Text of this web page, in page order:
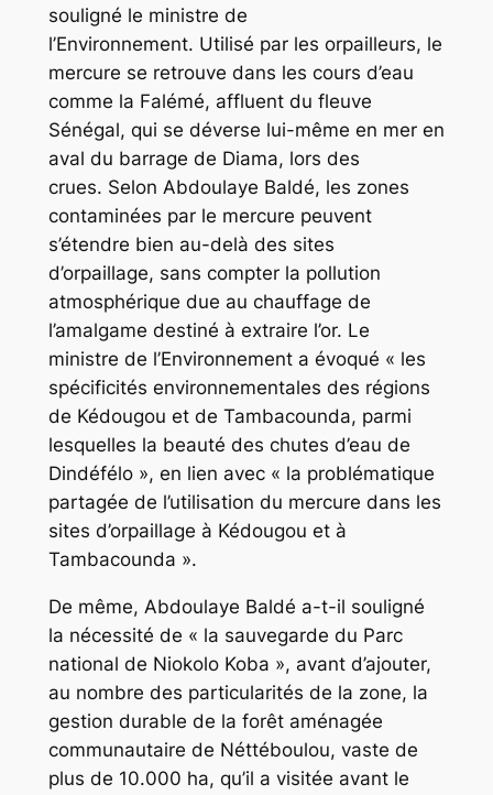
souligné le ministre de
l’Environnement. Utilisé par les orpailleurs, le
mercure se retrouve dans les cours d’eau
comme la Falémé, affluent du fleuve
Sénégal, qui se déverse lui-même en mer en
aval du barrage de Diama, lors des
crues. Selon Abdoulaye Baldé, les zones
contaminées par le mercure peuvent
s’étendre bien au-delà des sites
d’orpaillage, sans compter la pollution
atmosphérique due au chauffage de
l’amalgame destiné à extraire l’or. Le
ministre de l’Environnement a évoqué « les
spécificités environnementales des régions
de Kédougou et de Tambacounda, parmi
lesquelles la beauté des chutes d’eau de
Dindéfélo », en lien avec « la problématique
partagée de l’utilisation du mercure dans les
sites d’orpaillage à Kédougou et à
Tambacounda ».
De même, Abdoulaye Baldé a-t-il souligné
la nécessité de « la sauvegarde du Parc
national de Niokolo Koba », avant d’ajouter,
au nombre des particularités de la zone, la
gestion durable de la forêt aménagée
communautaire de Néttéboulou, vaste de
plus de 10.000 ha, qu’il a visitée avant le